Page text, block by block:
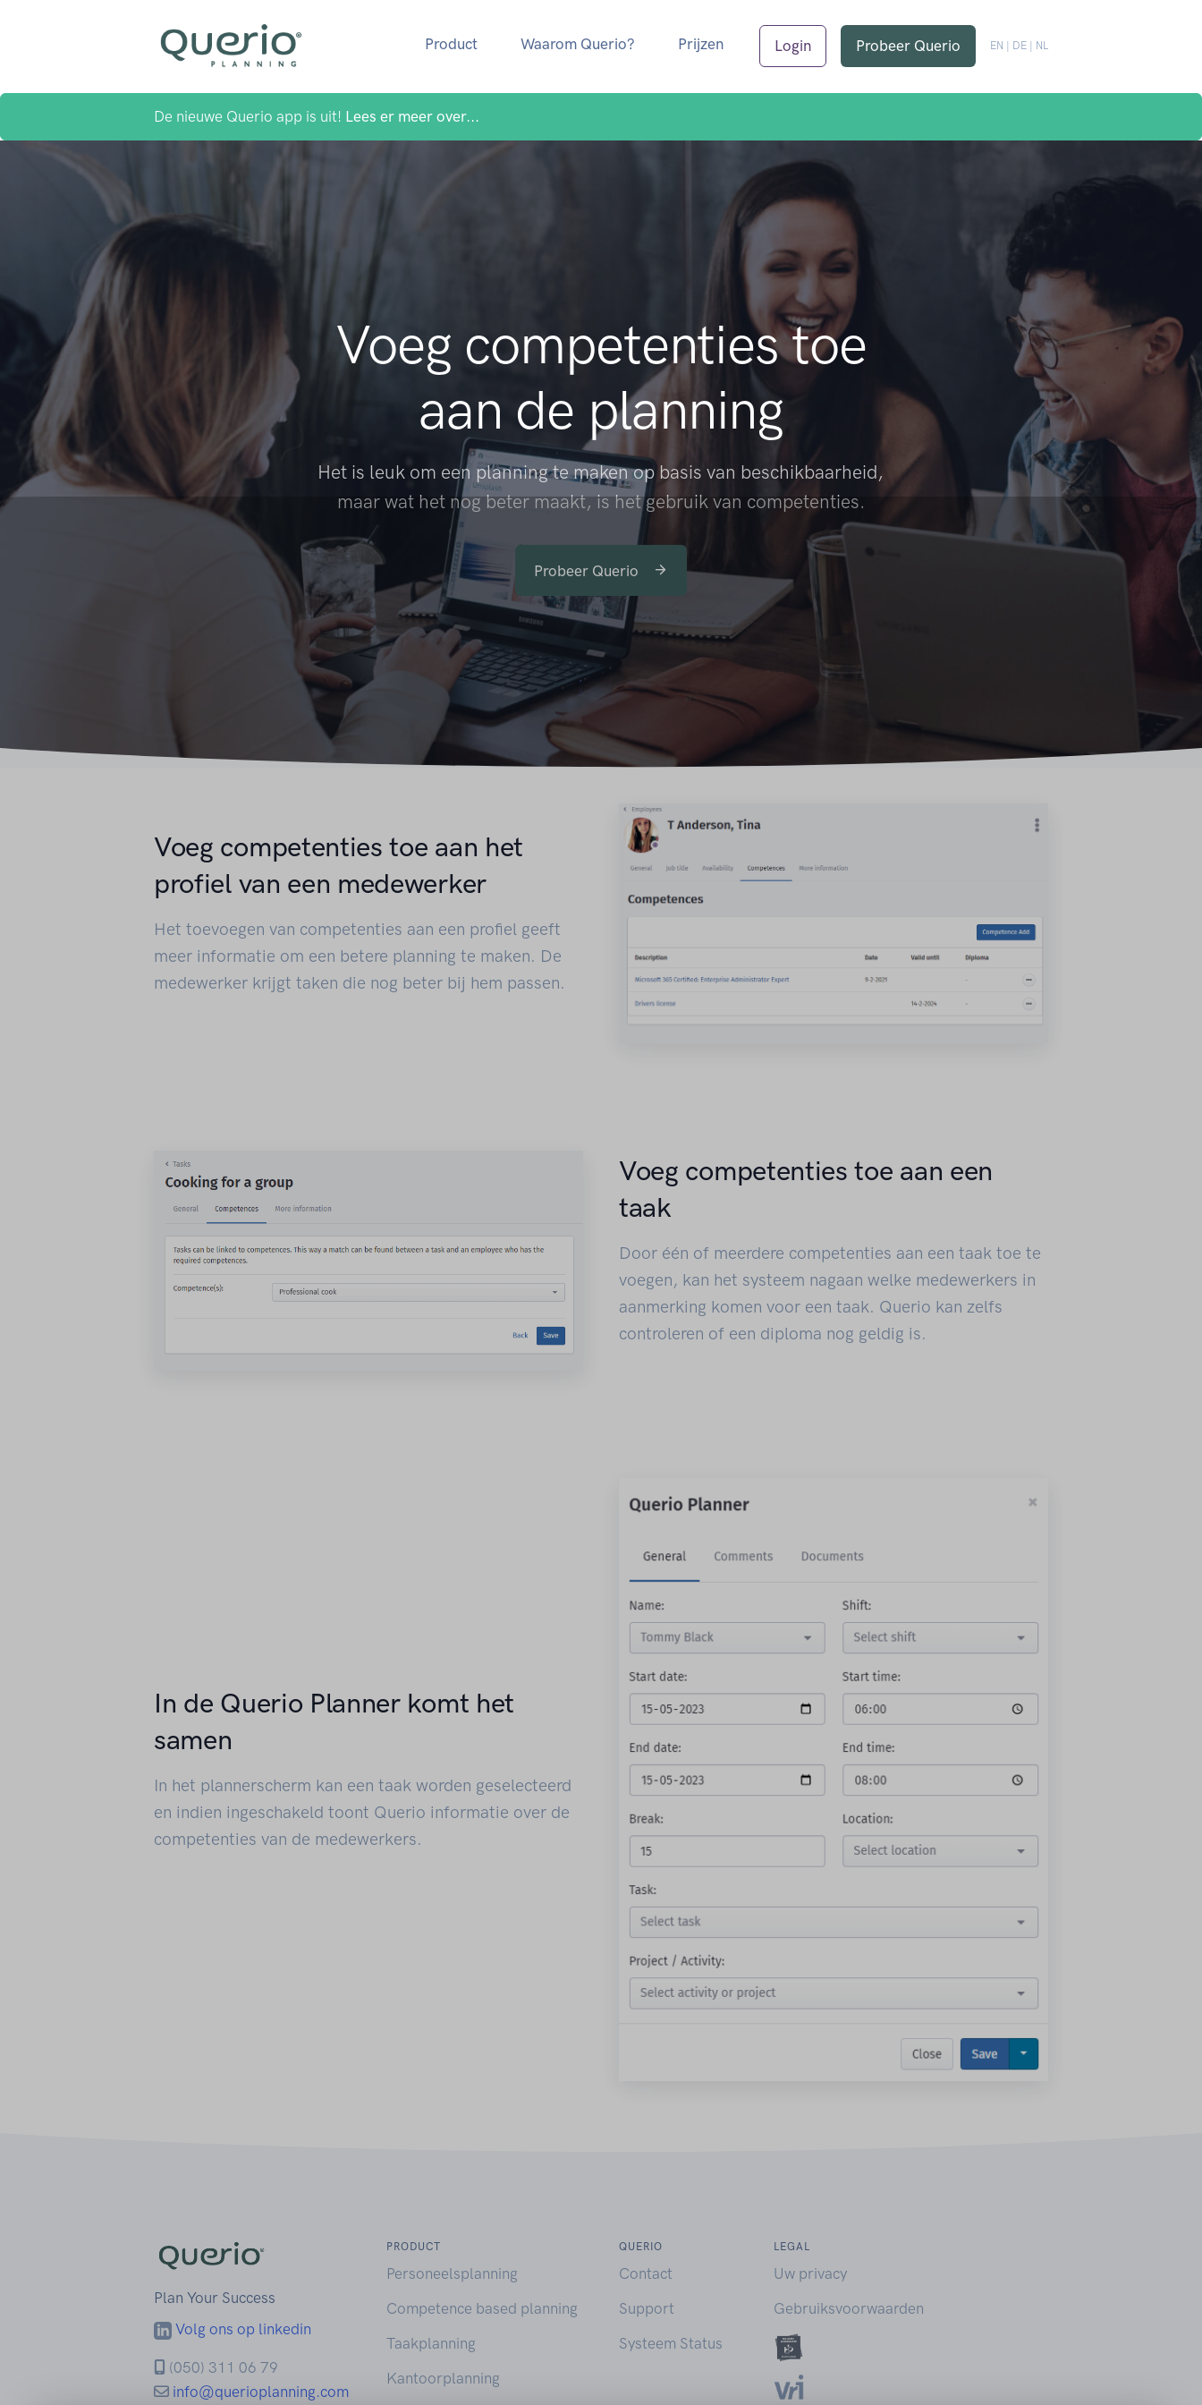
Product Waarom Querio? Prijzen Login Probeer Querio EN DE NL
De nieuwe Querio app is uit! Lees er meer over...
Voeg competenties toe
aan de planning
Het is leuk om een planning te maken op basis van beschikbaarheid,
maar wat het nog beter maakt, is het gebruik van competenties.
Probeer Querio
Voeg competenties toe aan het
profiel van een medewerker
Het toevoegen van competenties aan een profiel geeft
meer informatie om een betere planning te maken. De
medewerker krijgt taken die nog beter bij hem passen.
Voeg competenties toe aan een
taak
Door één of meerdere competenties aan een taak toe te
voegen, kan het systeem nagaan welke medewerkers in
aanmerking komen voor een taak. Querio kan zelfs
controleren of een diploma nog geldig is.
In de Querio Planner komt het
samen
In het plannerscherm kan een taak worden geselecteerd
en indien ingeschakeld toont Querio informatie over de
competenties van de medewerkers.
Plan Your Success
Volg ons op linkedin
(050) 311 06 79
info@querioplanning.com
PRODUCT
Personeelsplanning
Competence based planning
Taakplanning
Kantoorplanning
QUERIO
Contact
Support
Systeem Status
LEGAL
Uw privacy
Gebruiksvoorwaarden